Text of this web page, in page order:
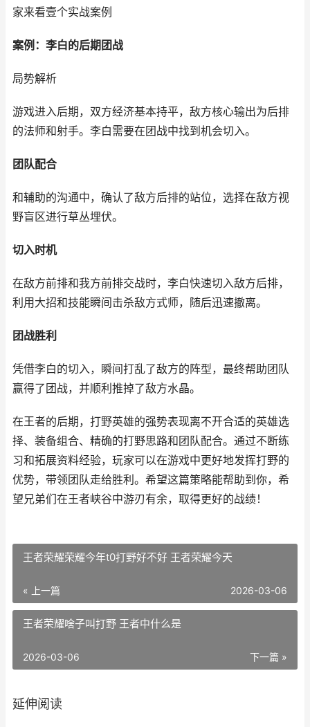
家来看壹个实战案例
案例：李白的后期团战
局势解析
游戏进入后期，双方经济基本持平，敌方核心输出为后排
的法师和射手。李白需要在团战中找到机会切入。
团队配合
和辅助的沟通中，确认了敌方后排的站位，选择在敌方视
野盲区进行草丛埋伏。
切入时机
在敌方前排和我方前排交战时，李白快速切入敌方后排，
利用大招和技能瞬间击杀敌方式师，随后迅速撤离。
团战胜利
凭借李白的切入，瞬间打乱了敌方的阵型，最终帮助团队
赢得了团战，并顺利推掉了敌方水晶。
在王者的后期，打野英雄的强势表现离不开合适的英雄选
择、装备组合、精确的打野思路和团队配合。通过不断练
习和拓展资料经验，玩家可以在游戏中更好地发挥打野的
优势，带领团队走给胜利。希望这篇策略能帮助到你，希
望兄弟们在王者峡谷中游刃有余，取得更好的战绩！
王者荣耀荣耀今年t0打野好不好 王者荣耀今天
« 上一篇 2026-03-06
王者荣耀啥子叫打野 王者中什么是
下一篇 »
2026-03-06
延伸阅读